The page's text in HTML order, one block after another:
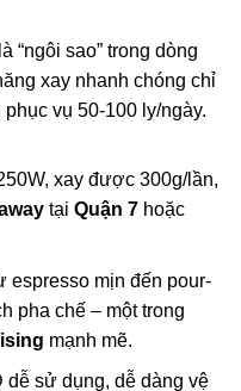
là “ngôi sao” trong dòng
xay nhanh chóng chỉ
vụ 50-100 ly/ngày.
xay được 300g/lần,
tại Quận 7 hoặc
espresso mịn đến pour-
pha chế – một trong
mạnh mẽ.
dễ sử dụng, dễ dàng vệ